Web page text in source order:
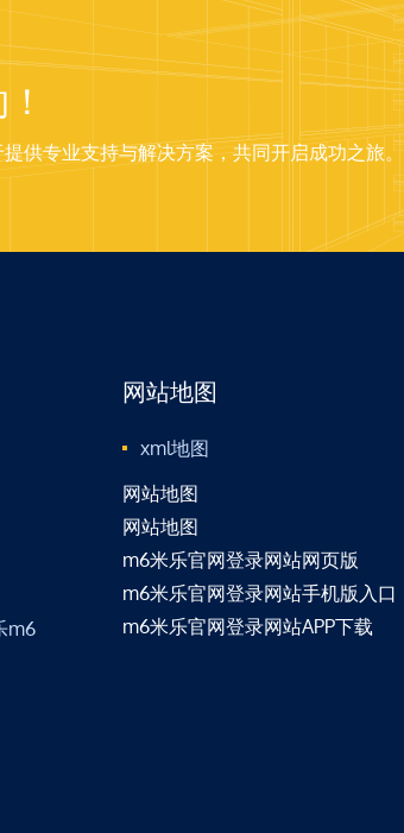
供专业支持与解决方案，共同开启成功之旅。
m6
网站地图
xml地图
网站地图
网站地图
m6米乐官网登录网站网页版
m6米乐官网登录网站手机版入口
m6米乐官网登录网站APP下载